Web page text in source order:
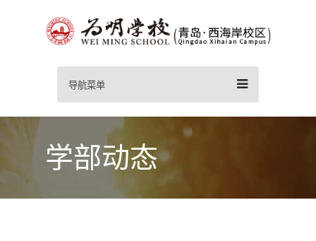
导航菜单
学部动态